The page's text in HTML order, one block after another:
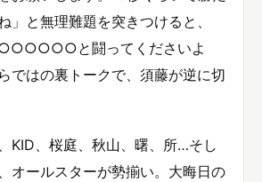
」と無理難題を突きつけると、
○○○○○○と闘ってくださいよ
ではの裏トークで、須藤が逆に切
KID、桜庭、秋山、曙、所…そし
オールスターが勢揃い。大晦日の